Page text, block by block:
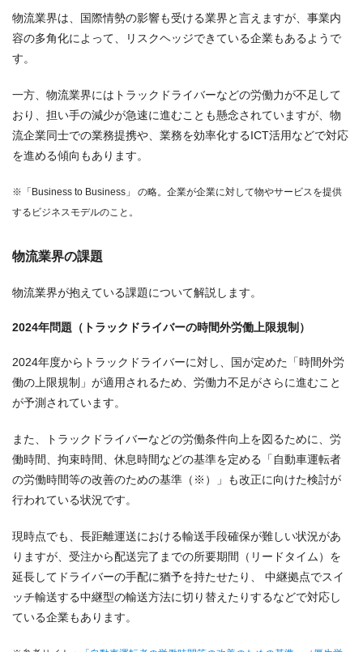
物流業界は、国際情勢の影響も受ける業界と言えますが、事業内
容の多角化によって、リスクヘッジできている企業もあるようで
す。
一方、物流業界にはトラックドライバーなどの労働力が不足して
おり、担い手の減少が急速に進むことも懸念されていますが、物
流企業同士での業務提携や、業務を効率化するICT活用などで対応
を進める傾向もあります。
※「Business to Business」 の略。企業が企業に対して物やサービスを提供
するビジネスモデルのこと。
物流業界の課題
物流業界が抱えている課題について解説します。
2024年問題（トラックドライバーの時間外労働上限規制）
2024年度からトラックドライバーに対し、国が定めた「時間外労
働の上限規制」が適用されるため、労働力不足がさらに進むこと
が予測されています。
また、トラックドライバーなどの労働条件向上を図るために、労
働時間、拘束時間、休息時間などの基準を定める「自動車運転者
の労働時間等の改善のための基準（※）」も改正に向けた検討が
行われている状況です。
現時点でも、長距離運送における輸送手段確保が難しい状況があ
りますが、受注から配送完了までの所要期間（リードタイム）を
延長してドライバーの手配に猶予を持たせたり、 中継拠点でスイ
ッチ輸送する中継型の輸送方法に切り替えたりするなどで対応し
ている企業もあります。